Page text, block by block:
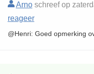
Arnoschreef op
reageer
@Henri: Goed opmerking